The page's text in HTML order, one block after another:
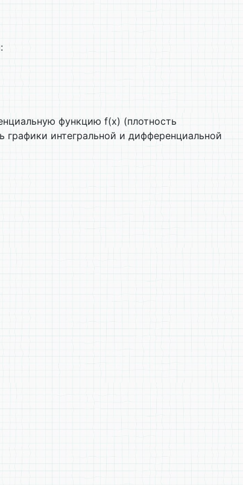
функцию f(х) (плотность
интегральной и дифференциальной